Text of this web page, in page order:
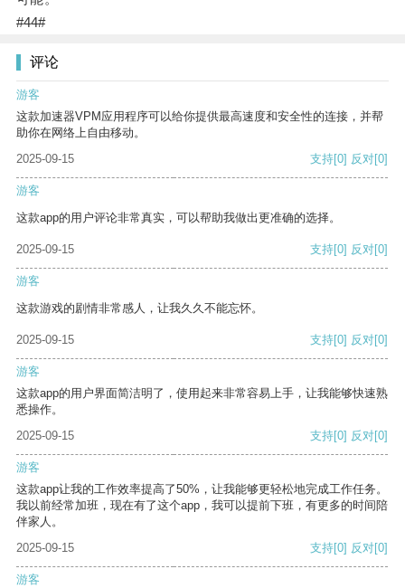
#44#
评论
游客
这款加速器VPM应用程序可以给你提供最高速度和安全性的连接，并帮
助你在网络上自由移动。
2025-09-15
支持[0] 反对[0]
游客
这款app的用户评论非常真实，可以帮助我做出更准确的选择。
2025-09-15 支持[0] 反对[0]
游客
这款游戏的剧情非常感人，让我久久不能忘怀。
2025-09-15 支持[0] 反对[0]
游客
这款app的用户界面简洁明了，使用起来非常容易上手，让我能够快速熟
悉操作。
2025-09-15
支持[0] 反对[0]
游客
这款app让我的工作效率提高了50%，让我能够更轻松地完成工作任务。
我以前经常加班，现在有了这个app，我可以提前下班，有更多的时间陪
伴家人。
2025-09-15
支持[0] 反对[0]
游客